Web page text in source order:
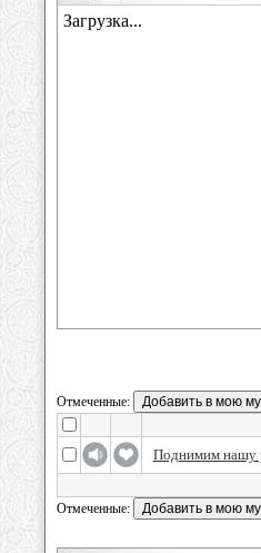
Отмеченные:
Поднимим нашу
Отмеченные: